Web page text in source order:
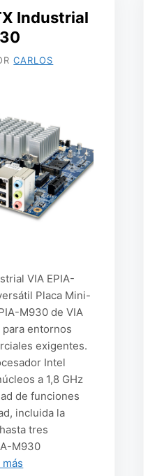
Industrial
CARLOS
VIA EPIA-
Placa Mini-
M930 de VIA
entornos
exigentes.
Intel
a 1,8 GHz
de funciones
incluida la
tres
M930